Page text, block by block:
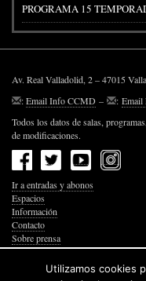
PROGRAMA 15
Av. Real Valladolid, 2 – 47015
:Email Info CCMD – : Email
Todos los datos de salas,
de modificaciones.
Ir a entradas y abonos
Espacios
Información
Contacto
Sobre prensa
Política de Privacidad
Política de Cookies
Accesibilidad Web
Utilizamos cookies